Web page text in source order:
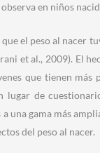
en niños
que el peso al nacer
et al., 2009). El
que tienen
lugar de
una gama más
del peso al nacer.